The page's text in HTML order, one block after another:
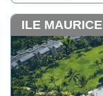
ILE MAURICE